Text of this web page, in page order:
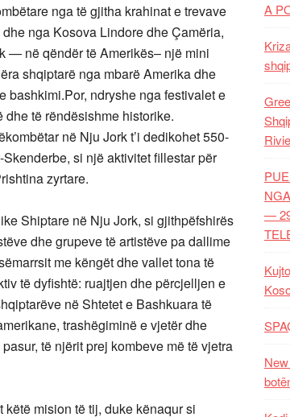
nga të gjitha krahinat e trevave
nga Kosova Lindore dhe Çamëria,
— në qëndër të Amerikës– një mini
shqiptarë nga mbarë Amerika dhe
bashkimi.Por, ndryshe nga festivalet e
të rëndësishme historike.
në Nju Jork t’i dedikohet 550-
si një aktivitet fillestar për
zyrtare.
Shiptare në Nju Jork, si gjithpëfshirës
dhe grupeve të artistëve pa dallime
me këngët dhe vallet tona të
të dyfishtë: ruajtjen dhe përcjelljen e
në Shtetet e Bashkuara të
trashëgiminë e vjetër dhe
të njërit prej kombeve më të vjetra
mision të tij, duke kënaqur si
A
—